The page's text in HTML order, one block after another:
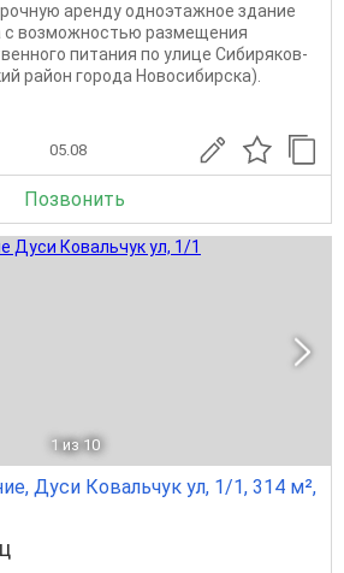
аренду одноэтажное здание
с возможностью размещения
питания по улице Сибиряков-
район города Новосибирска).
05.08
Позвонить
1 из 10
Дуси Ковальчук ул, 1/1, 314 м²,